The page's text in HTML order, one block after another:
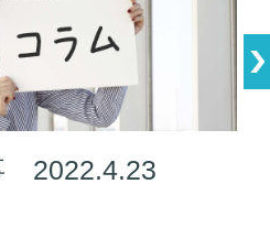
2022.4.23